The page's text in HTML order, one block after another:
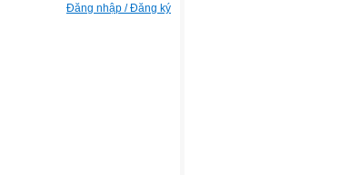
Đăng nhập / Đăng ký